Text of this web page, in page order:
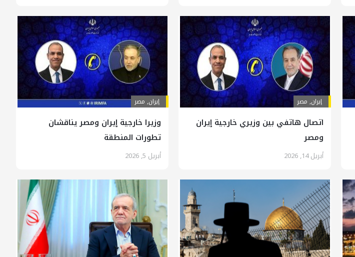
إيران, مصر
اتصال هاتفي بين وزيري خارجية إيران
ومصر
أبريل 14, 2026
إيران, مصر
وزيرا خارجية إيران ومصر يناقشان
تطورات المنطقة
أبريل 5, 2026